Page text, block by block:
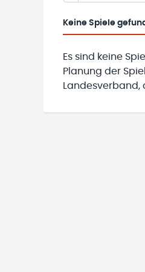
Keine Spiele
Es sind keine
Planung der
Landesverband,